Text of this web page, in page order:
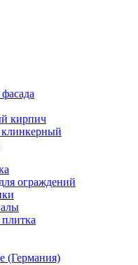
кирпич
ограждений
(Германия)